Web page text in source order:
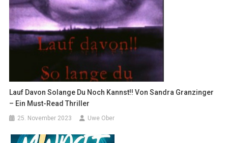
Lauf Davon Solange Du Noch Kannst!! Von Sandra Granzinger
– Ein Must-Read Thriller
25. November 2023 Uwe Ober